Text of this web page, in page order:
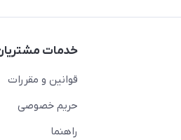
خدمات
قوانین و مقررات
حریم خصوصی
راهنما